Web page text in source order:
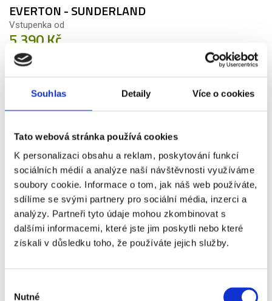
Souhlas Detaily Více o cookies
Tato webová stránka používá cookies
K personalizaci obsahu a reklam, poskytování funkcí
sociálních médií a analýze naší návštěvnosti využíváme
soubory cookie. Informace o tom, jak náš web používáte,
sdílíme se svými partnery pro sociální média, inzerci a
analýzy. Partneři tyto údaje mohou zkombinovat s
dalšími informacemi, které jste jim poskytli nebo které
získali v důsledku toho, že používáte jejich služby.
Nutné
EVERTON - SUNDERLAND
Vstupenka od
5 390 Kč
Více info
VSTUPENKA
30. 12.
2026
EVERTON - MANCHESTER CITY
Vstupenka od
5 590 Kč